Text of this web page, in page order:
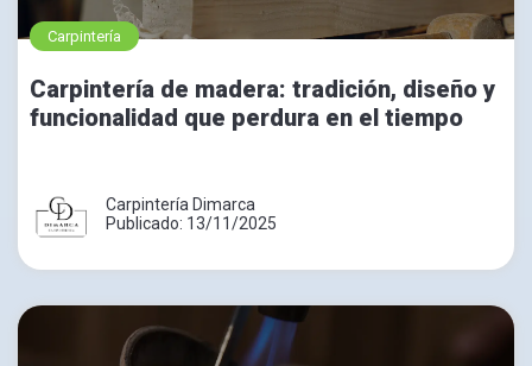
Carpintería
Carpintería de madera: tradición, diseño y
funcionalidad que perdura en el tiempo
Carpintería Dimarca
Publicado: 13/11/2025